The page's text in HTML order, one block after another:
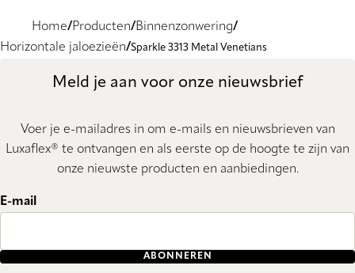
Home Producten Binnenzonwering
Horizontale jaloezieën Sparkle 3313 Metal Venetians
Meld je aan voor onze nieuwsbrief
Voer je e-mailadres in om e-mails en nieuwsbrieven van
Luxaflex® te ontvangen en als eerste op de hoogte te zijn van
onze nieuwste producten en aanbiedingen.
E-mail
ABONNEREN